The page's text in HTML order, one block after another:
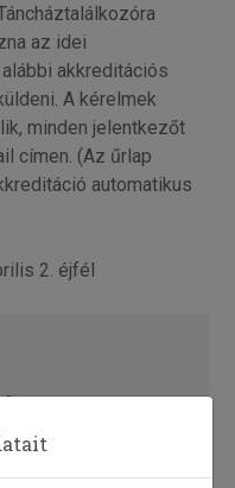
az idei
akkreditációs
A kérelmek
minden jelentkezőt
címen. (Az űrlap
automatikus
2. éjfél